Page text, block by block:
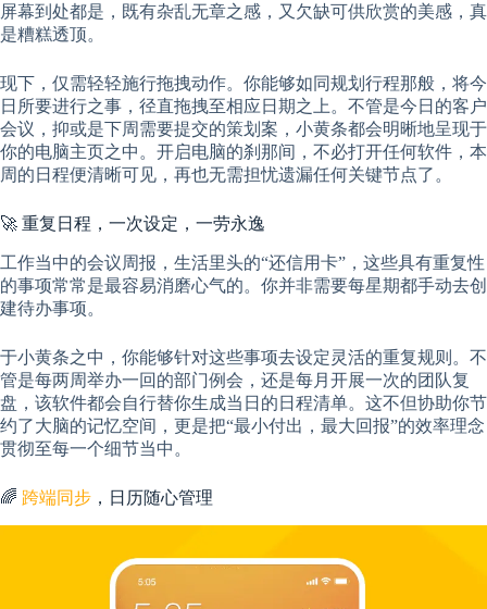
屏幕到处都是，既有杂乱无章之感，又欠缺可供欣赏的美感，真
是糟糕透顶。
现下，仅需轻轻施行拖拽动作。你能够如同规划行程那般，将今
日所要进行之事，径直拖拽至相应日期之上。不管是今日的客户
会议，抑或是下周需要提交的策划案，小黄条都会明晰地呈现于
你的电脑主页之中。开启电脑的刹那间，不必打开任何软件，本
周的日程便清晰可见，再也无需担忧遗漏任何关键节点了。
🚀 重复日程，一次设定，一劳永逸
工作当中的会议周报，生活里头的“还信用卡”，这些具有重复性
的事项常常是最容易消磨心气的。你并非需要每星期都手动去创
建待办事项。
于小黄条之中，你能够针对这些事项去设定灵活的重复规则。不
管是每两周举办一回的部门例会，还是每月开展一次的团队复
盘，该软件都会自行替你生成当日的日程清单。这不但协助你节
约了大脑的记忆空间，更是把“最小付出，最大回报”的效率理念
贯彻至每一个细节当中。
🌈 跨端同步 ，日历随心管理